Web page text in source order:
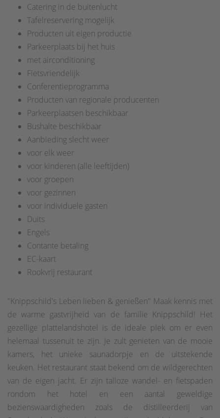
Catering in de buitenlucht
Tafelreservering mogelijk
Producten uit eigen productie
Parkeerplaats bij het huis
met airconditioning
Fietsvriendelijk
Conferentieprogramma
Producten van regionale producenten
Parkeerplaatsen beschikbaar
Bushalte beschikbaar
Aanbieding slecht weer
voor elk weer
voor kinderen (alle leeftijden)
voor groepen
voor gezinnen
voor individuele gasten
Duits
Engels
Contante betaling
EC-kaart
Rookvrij restaurant
"Knippschild's Leben lieben & genießen" Maak kennis met
de warme gastvrijheid van de familie Knippschild! Het
gezellige plattelandshotel is de ideale plek om er even
helemaal tussenuit te zijn. Je zult genieten van de mooie
kamers, het unieke saunadorpje en de uitstekende
keuken. Het restaurant staat bekend om de wildgerechten
van de eigen jacht. Er zijn talloze wandel- en fietspaden
rondom het hotel en een aantal geweldige
bezienswaardigheden zoals de distilleerderij van